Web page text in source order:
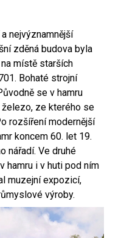
nejvýznamnější
zděná budova byla
místě starších
Bohaté strojní
se v hamru
ze kterého se
rozšíření modernější
koncem 60. let 19.
nářadí. Ve druhé
hamru i v huti pod ním
muzejní expozicí,
výroby.